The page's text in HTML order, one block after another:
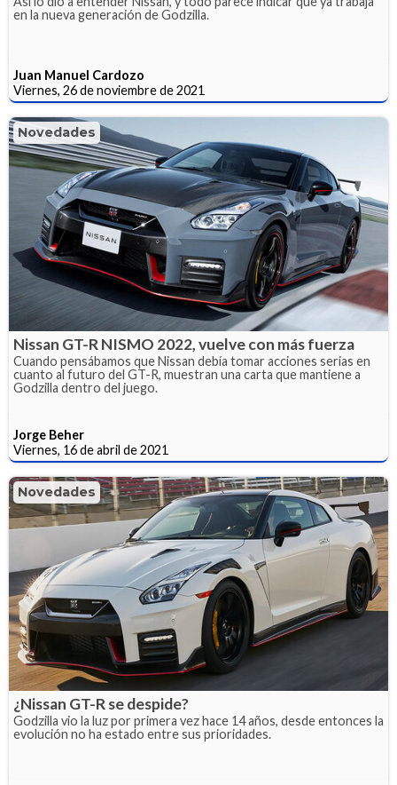
en la nueva generación de Godzilla.
Juan Manuel Cardozo
Viernes, 26 de noviembre de 2021
Novedades
Nissan GT-R NISMO 2022, vuelve con más fuerza
Cuando pensábamos que Nissan debía tomar acciones serias en
cuanto al futuro del GT-R, muestran una carta que mantiene a
Godzilla dentro del juego.
Jorge Beher
Viernes, 16 de abril de 2021
Novedades
¿Nissan GT-R se despide?
Godzilla vio la luz por primera vez hace 14 años, desde entonces la
evolución no ha estado entre sus prioridades.